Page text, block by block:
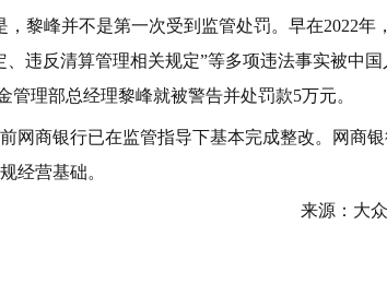
黎峰并不是第一次受到监管处罚。早在2022年
违反清算管理相关规定”等多项违法事实被中国
理部总经理黎峰就被警告并处罚款5万元。
网商银行已在监管指导下基本完成整改。网商
经营基础。
来源：大